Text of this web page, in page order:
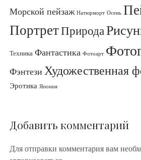
Морской пейзаж Натюрморт Осень
ПортретПрирода
Техника Фантастика Фотоарт
Фэнтези Художественная
Эротика Япония
Добавить комментарий
Для отправки комментария вам